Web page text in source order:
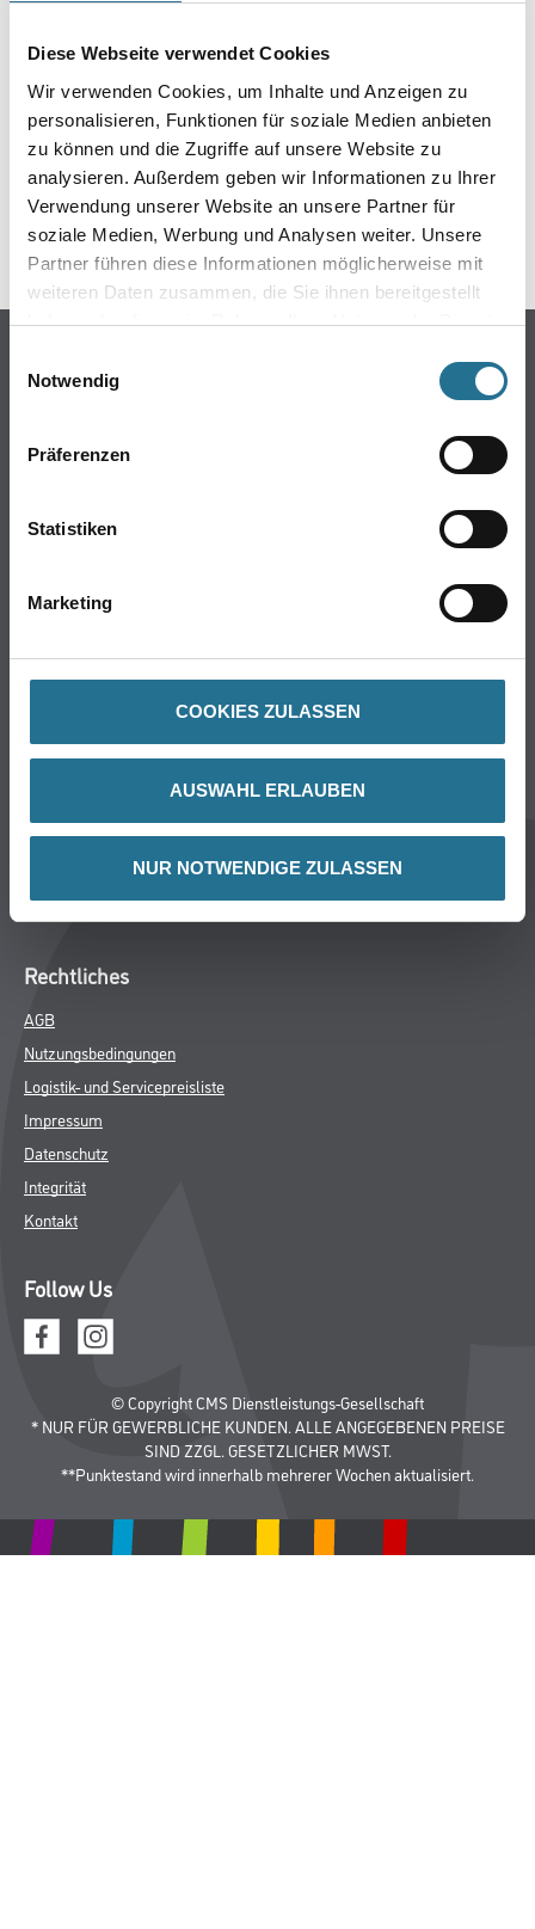
Diese Webseite verwendet Cookies
Wir verwenden Cookies, um Inhalte und Anzeigen zu
personalisieren, Funktionen für soziale Medien anbieten
zu können und die Zugriffe auf unsere Website zu
analysieren. Außerdem geben wir Informationen zu Ihrer
Verwendung unserer Website an unsere Partner für
soziale Medien, Werbung und Analysen weiter. Unsere
Partner führen diese Informationen möglicherweise mit
weiteren Daten zusammen, die Sie ihnen bereitgestellt
haben oder die sie im Rahmen Ihrer Nutzung der Dienste
Notwendig
Präferenzen
Statistiken
Marketing
COOKIES ZULASSEN
AUSWAHL ERLAUBEN
NUR NOTWENDIGE ZULASSEN
GEFAHRENHINWEISE
DATENBLÄTTER
SPEZIFIKATIONEN
Farbe
Trockenbau
Bodenbeläge
Werkzeug & Maschinen
Unternehmen
Karriere
FAQ
Rechtliches
AGB
Nutzungsbedingungen
Logistik- und Servicepreisliste
Impressum
Datenschutz
Integrität
Kontakt
Follow Us
© Copyright CMS Dienstleistungs-Gesellschaft
* NUR FÜR GEWERBLICHE KUNDEN. ALLE ANGEGEBENEN PREISE
SIND ZZGL. GESETZLICHER MWST.
**Punktestand wird innerhalb mehrerer Wochen aktualisiert.